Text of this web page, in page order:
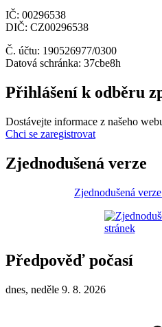
IČ: 00296538
DIČ: CZ00296538
Č. účtu: 190526977/0300
Datová schránka: 37cbe8h
Přihlášení k odběru
Dostávejte informace z našeho
Chci se zaregistrovat
Zjednodušená verze
Zjednodušená
Předpověď počasí
dnes, neděle 9. 8. 2026